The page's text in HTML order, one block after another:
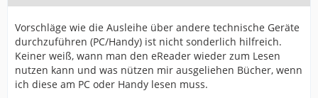
Vorschläge wie die Ausleihe über andere technische Geräte
durchzuführen (PC/Handy) ist nicht sonderlich hilfreich.
Keiner weiß, wann man den eReader wieder zum Lesen
nutzen kann und was nützen mir ausgeliehen Bücher, wenn
ich diese am PC oder Handy lesen muss.